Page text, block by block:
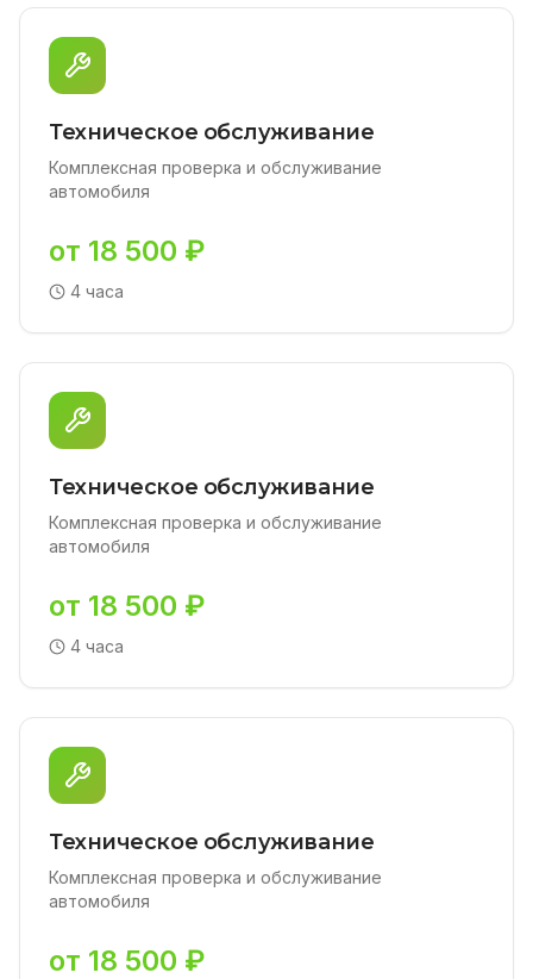
Техническое обслуживание
Комплексная проверка и обслуживание
автомобиля
от 18 500 ₽
4 часа
Техническое обслуживание
Комплексная проверка и обслуживание
автомобиля
от 18 500 ₽
4 часа
Техническое обслуживание
Комплексная проверка и обслуживание
автомобиля
от 18 500 ₽